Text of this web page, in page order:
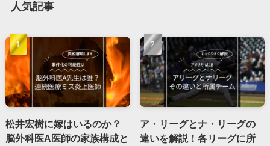
人気記事
松井宏樹に嫁はいるのか？
脳外科医A医師の家族構成と
ア・リーグとナ・リーグの
違いを解説！各リーグに所